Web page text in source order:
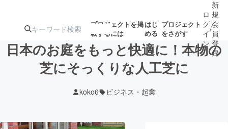
プロジェクトを掲
載するには
はじ
める
プロジェクト
をさがす
ジェクト
募集終了が近いプ
ロジェクト
ロ
グ
イ
ン
/
新
規
会
員
登
録
日本のお庭をもっと快適に！本物の
芝にそっくりな人工芝に
koko6 ビジネス・起業